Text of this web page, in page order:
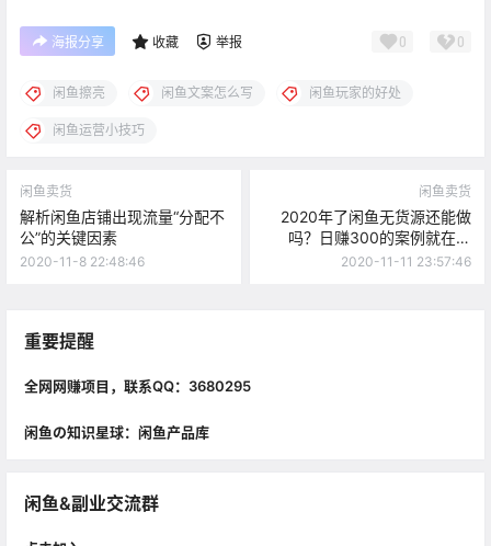
海报分享 收藏 举报 0 0
闲鱼擦亮 闲鱼文案怎么写 闲鱼玩家的好处
闲鱼运营小技巧
闲鱼卖货
解析闲鱼店铺出现流量“分配不
公”的关键因素
2020-11-8 22:48:46
闲鱼卖货
2020年了闲鱼无货源还能做
吗？日赚300的案例就在这
里！
2020-11-11 23:57:46
重要提醒
全网网赚项目，联系QQ：3680295
闲鱼の知识星球：闲鱼产品库
闲鱼&副业交流群